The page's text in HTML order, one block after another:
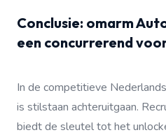
Conclusie: omarm
een concurrerend
In de competitieve
is stilstaan achteruitgaan.
biedt de sleutel tot het